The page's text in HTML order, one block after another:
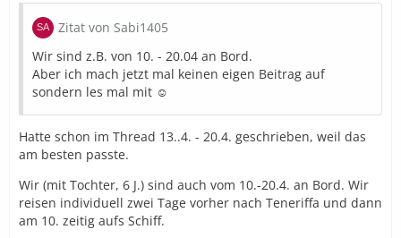
Zitat von Sabi1405
Wir sind z.B. von 10. - 20.04 an Bord.
Aber ich mach jetzt mal keinen eigen Beitrag auf
sondern les mal mit ☺️
Hatte schon im Thread 13..4. - 20.4. geschrieben, weil das
am besten passte.
Wir (mit Tochter, 6 J.) sind auch vom 10.-20.4. an Bord. Wir
reisen individuell zwei Tage vorher nach Teneriffa und dann
am 10. zeitig aufs Schiff.